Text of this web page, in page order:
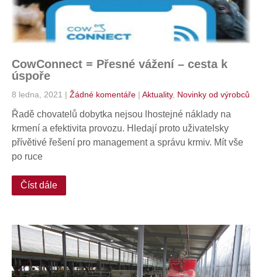
CowConnect = Přesné vážení – cesta k
úspoře
8 ledna, 2021 | Žádné komentáře | Aktuality, Novinky od výrobců
Řadě chovatelů dobytka nejsou lhostejné náklady na
krmení a efektivita provozu. Hledají proto uživatelsky
přívětivé řešení pro management a správu krmiv. Mít vše
po ruce
Číst dále